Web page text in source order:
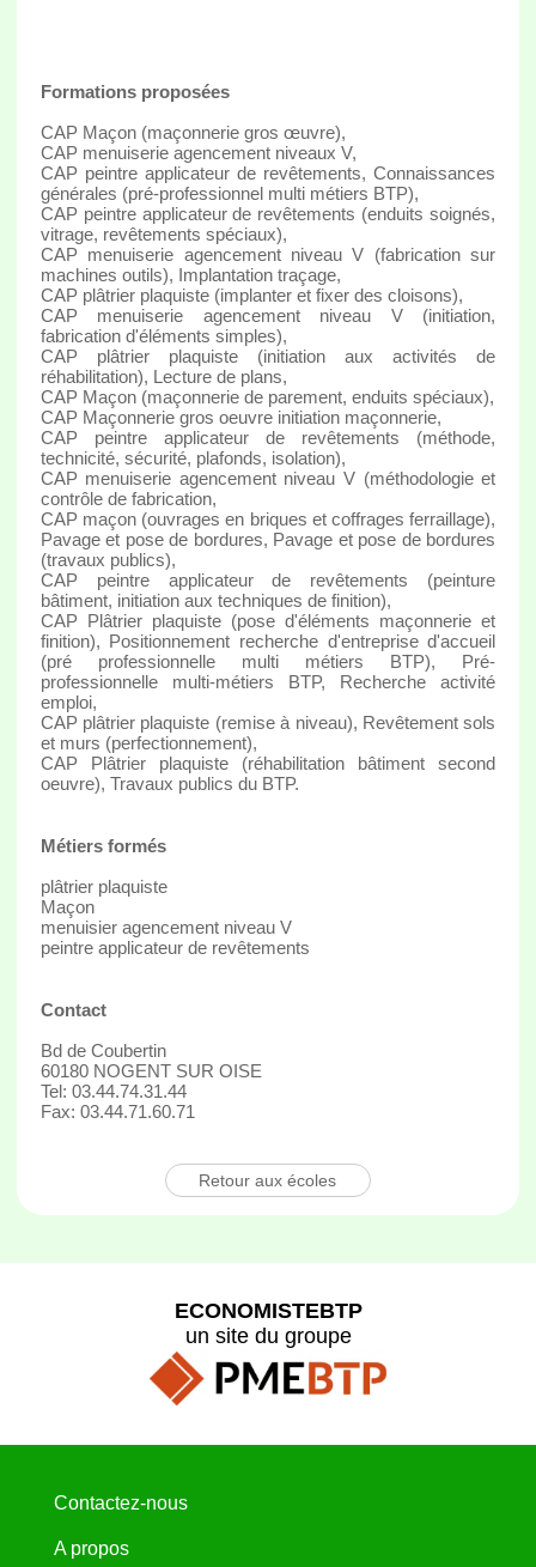
Formations proposées
CAP Maçon (maçonnerie gros œuvre),
CAP menuiserie agencement niveaux V,
CAP peintre applicateur de revêtements, Connaissances
générales (pré-professionnel multi métiers BTP),
CAP peintre applicateur de revêtements (enduits soignés,
vitrage, revêtements spéciaux),
CAP menuiserie agencement niveau V (fabrication sur
machines outils), Implantation traçage,
CAP plâtrier plaquiste (implanter et fixer des cloisons),
CAP menuiserie agencement niveau V (initiation,
fabrication d'éléments simples),
CAP plâtrier plaquiste (initiation aux activités de
réhabilitation), Lecture de plans,
CAP Maçon (maçonnerie de parement, enduits spéciaux),
CAP Maçonnerie gros oeuvre initiation maçonnerie,
CAP peintre applicateur de revêtements (méthode,
technicité, sécurité, plafonds, isolation),
CAP menuiserie agencement niveau V (méthodologie et
contrôle de fabrication,
CAP maçon (ouvrages en briques et coffrages ferraillage),
Pavage et pose de bordures, Pavage et pose de bordures
(travaux publics),
CAP peintre applicateur de revêtements (peinture
bâtiment, initiation aux techniques de finition),
CAP Plâtrier plaquiste (pose d'éléments maçonnerie et
finition), Positionnement recherche d'entreprise d'accueil
(pré professionnelle multi métiers BTP), Pré-
professionnelle multi-métiers BTP, Recherche activité
emploi,
CAP plâtrier plaquiste (remise à niveau), Revêtement sols
et murs (perfectionnement),
CAP Plâtrier plaquiste (réhabilitation bâtiment second
oeuvre), Travaux publics du BTP.
Métiers formés
plâtrier plaquiste
Maçon
menuisier agencement niveau V
peintre applicateur de revêtements
Contact
Bd de Coubertin
60180 NOGENT SUR OISE
Tel: 03.44.74.31.44
Fax: 03.44.71.60.71
Retour aux écoles
ECONOMISTEBTP
un site du groupe
Contactez-nous
A propos